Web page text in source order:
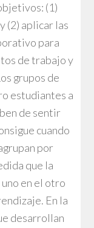
(1)
(2) aplicar las
para
de trabajo y
grupos de
estudiantes a
de sentir
cuando
por
que la
en el otro
En la
desarrollan